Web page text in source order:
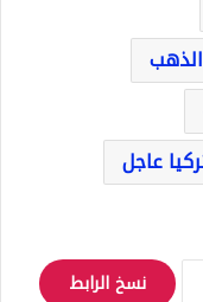
عاجل
نسخ الرابط